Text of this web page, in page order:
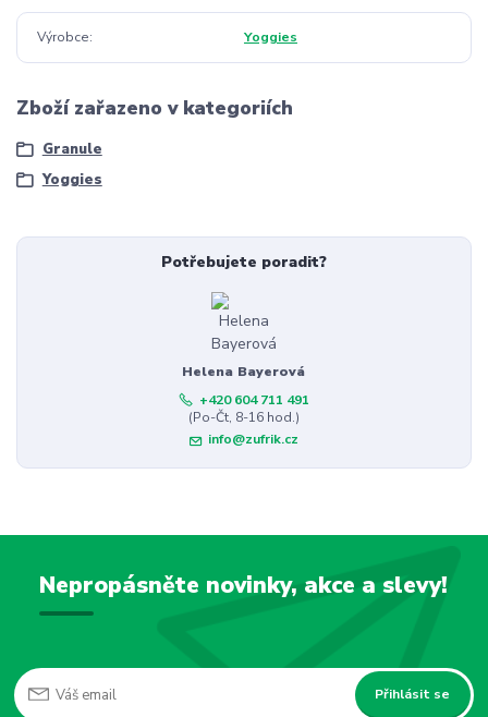
Výrobce Yoggies
Zboží zařazeno v kategoriích
Granule
Yoggies
Potřebujete poradit?
Helena Bayerová
+420 604 711 491
(Po-Čt, 8-16 hod.)
info@zufrik.cz
Nepropásněte novinky, akce a slevy!
Přihlásit se